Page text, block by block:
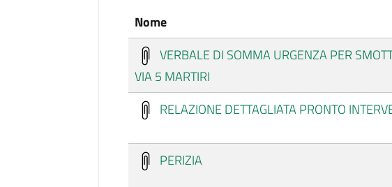
Nome
VERBALE DI SOMMA URGENZA PER
VIA 5 MARTIRI
RELAZIONE DETTAGLIATA PRONTO
PERIZIA